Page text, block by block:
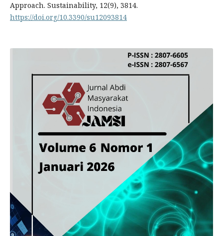
Approach. Sustainability, 12(9), 3814.
https://doi.org/10.3390/su12093814